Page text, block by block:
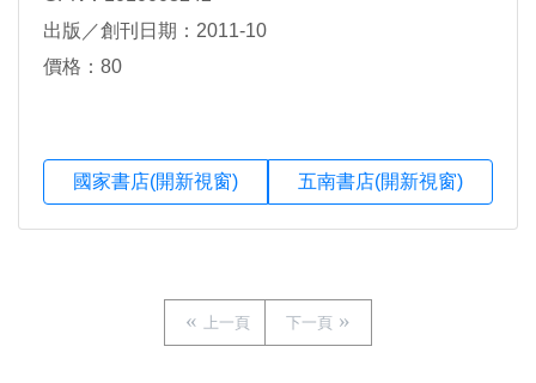
出版／創刊日期：2011-10
價格：80
國家書店(開新視窗) 五南書店(開新視窗)
上一頁 下一頁